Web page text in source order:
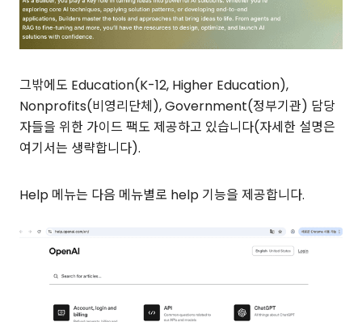
그밖에도 Education(K-12, Higher Education),
Nonprofits(비영리단체), Government(정부기관) 담당
자들을 위한 가이드 팩도 제공하고 있습니다(자세한 설명은
여기서는 생략합니다).
Help 메뉴는 다음 메뉴별로 help 기능을 제공합니다.